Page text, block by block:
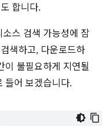
합니다.
스 검색 가능성에 잠
색하고, 다운로드하
이 불필요하게 지연될
들어 보겠습니다.